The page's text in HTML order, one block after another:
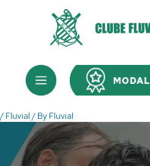
Menu
/ Fluvial / By Fluvial